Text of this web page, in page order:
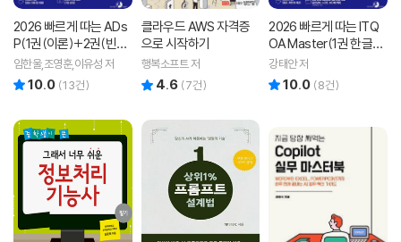
2026 빠르게 따는 ADs
P(1권(이론)+2권(빈출
족보+기출&모의고사)
분권, 웹 CBT(PC/모바
일) 제공, 시험 직전 Live
임한울,조영훈,이유성 저
10.0 (13건)
클라우드 AWS 자격증
으로 시작하기
행복소프트 저
4.6 (7건)
2026 빠르게 따는 ITQ
OA Master(1권 한글+
2권 파워포인트+3권 엑
셀 분권, 자동 채점 서비
스 제공, 도서 전 범위 10
강태안 저
10.0 (8건)